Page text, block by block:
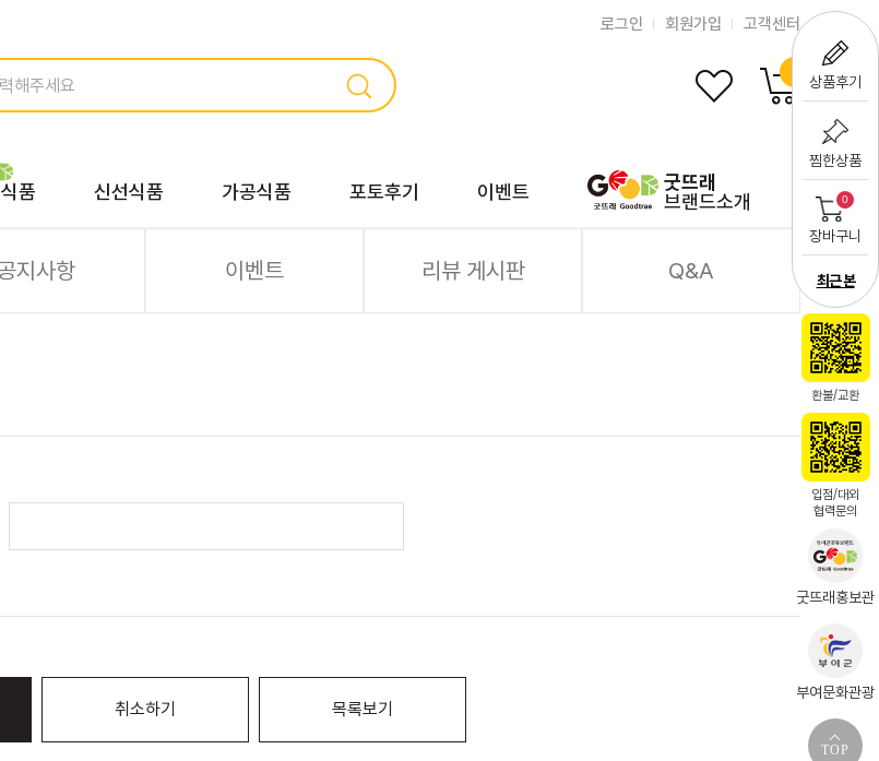
상품후기
찜한상품
0
장바구니
최근 본
환불/교환
입점/대외
협력문의
굿뜨래홍보관
부여문화관광
TOP
로그인 회원가입 고객센터
품 신선식품 가공식품 포토후기 이벤트
굿뜨래
브랜드소개
지사항 이벤트 리뷰 게시판 Q&A
취소하기 목록보기